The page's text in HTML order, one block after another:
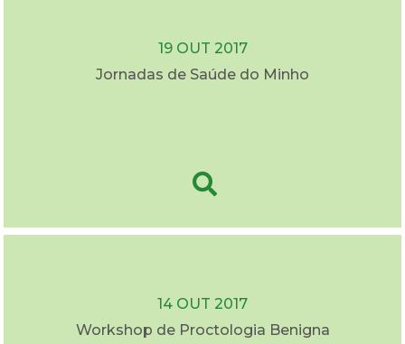
19 OUT 2017
Jornadas de Saúde do Minho
14 OUT 2017
Workshop de Proctologia Benigna